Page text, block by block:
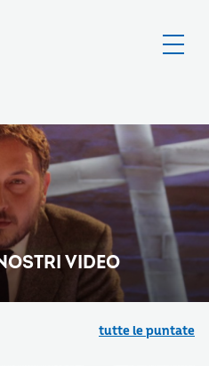
VIDEO
tutte le puntate